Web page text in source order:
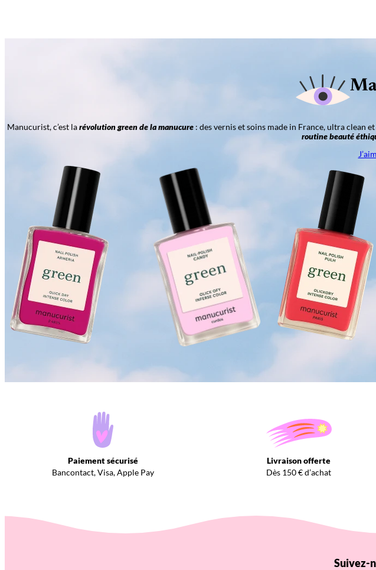
Manucurist, c’est larévolution green de la manucure: des vernis et soins made in France, ultra clean
routine beauté
Paiement sécurisé
Bancontact, Visa, Apple Pay
Livraison offerte
Dès 150 € d’achat
Suivez-